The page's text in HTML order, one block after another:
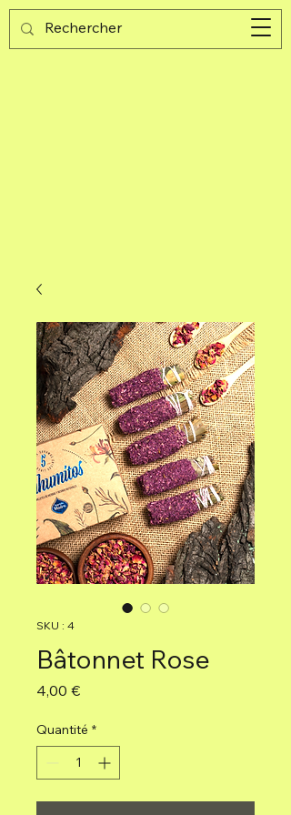
Guijad
SKU : 4
Bâtonnet Rose
4,00 €Prix
Quantité *